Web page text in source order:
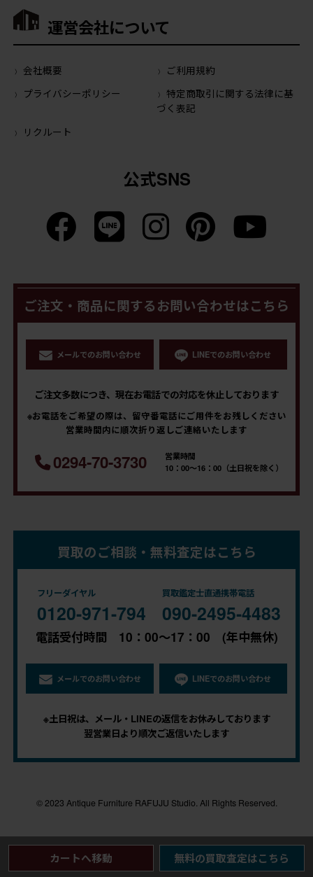
運営会社について
会社概要
ご利用規約
プライバシーポリシー
特定商取引に関する法律に基
づく表記
リクルート
公式SNS
ご注文・商品に関するお問い合わせはこちら
メールでのお問い合わせ LINEでのお問い合わせ
ご注文多数につき、現在お電話での対応を休止しております
※お電話をご希望の際は、留守番電話にご用件をお残しください
営業時間内に順次折り返しご連絡いたします
0294-70-3730
営業時間
10：00～16：00（土日祝を除く）
買取のご相談・無料査定はこちら
フリーダイヤル
0120-971-794
買取鑑定士直通携帯電話
090-2495-4483
電話受付時間 10：00～17：00 (年中無休)
メールでのお問い合わせ LINEでのお問い合わせ
※土日祝は、メール・LINEの返信をお休みしております
翌営業日より順次ご返信いたします
© 2023 Antique Furniture RAFUJU Studio. All Rights Reserved.
カートへ移動 無料の買取査定はこちら